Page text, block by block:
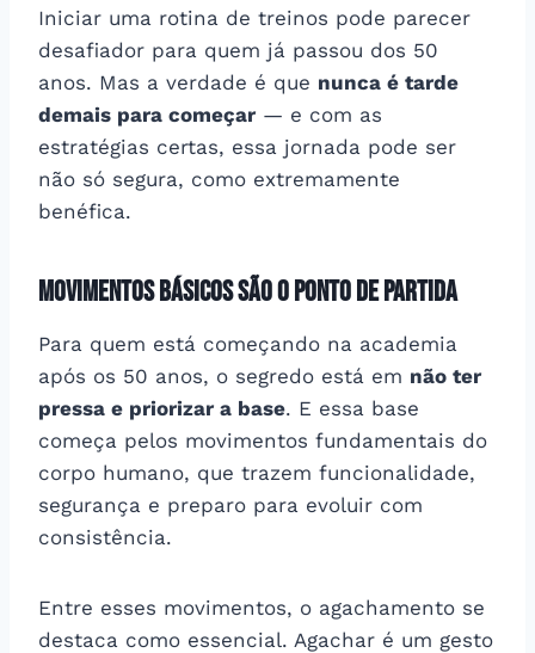
Iniciar uma rotina de treinos pode parecer
desafiador para quem já passou dos 50
anos. Mas a verdade é que nunca é tarde
demais para começar — e com as
estratégias certas, essa jornada pode ser
não só segura, como extremamente
benéfica.
Movimentos básicos são o ponto de partida
Para quem está começando na academia
após os 50 anos, o segredo está em não ter
pressa e priorizar a base. E essa base
começa pelos movimentos fundamentais do
corpo humano, que trazem funcionalidade,
segurança e preparo para evoluir com
consistência.
Entre esses movimentos, o agachamento se
destaca como essencial. Agachar é um gesto